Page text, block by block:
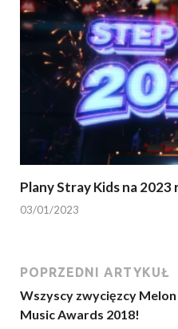
Plany Stray Kids na 2023
03/01/2023
POPRZEDNI ARTYKUŁ
Wszyscy zwycięzcy Melon
Music Awards 2018!